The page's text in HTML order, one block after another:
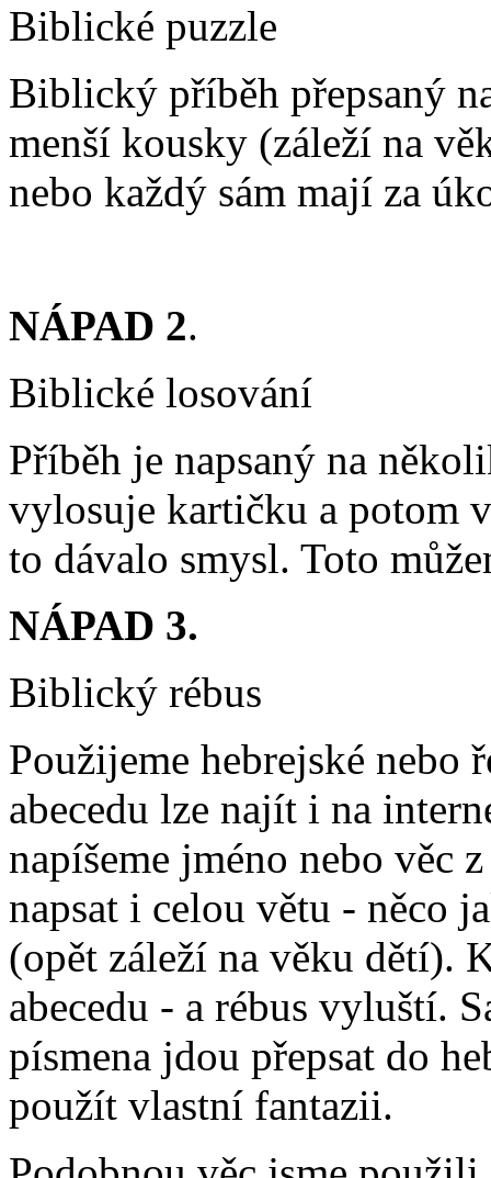
Biblické puzzle
Biblický příběh přepsaný
menší kousky (záleží na
nebo každý sám mají za
NÁPAD 2.
Biblické losování
Příběh je napsaný na
vylosuje kartičku a potom
to dávalo smysl. Toto
NÁPAD 3.
Biblický rébus
Použijeme hebrejské nebo
abecedu lze najít i na
napíšeme jméno nebo věc
napsat i celou větu - něco
(opět záleží na věku dětí).
abecedu - a rébus vyluští.
písmena jdou přepsat do
použít vlastní fantazii.